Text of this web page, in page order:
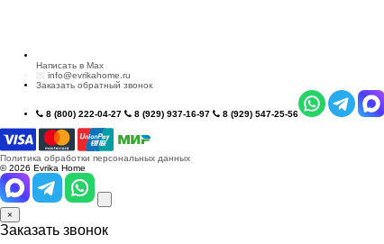
Написать в Max
info@evrikahome.ru
Заказать обратный звонок
8 (800) 222-04-27 8 (929) 937-16-97 8 (929) 547-25-56
Политика обработки персональных данных
© 2026 Evrika Home
×
Заказать звонок